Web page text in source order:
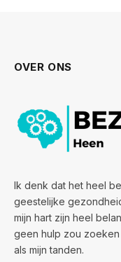
OVER ONS
Ik denk dat het heel
geestelijke
mijn hart zijn heel
geen hulp zou
als mijn tanden.